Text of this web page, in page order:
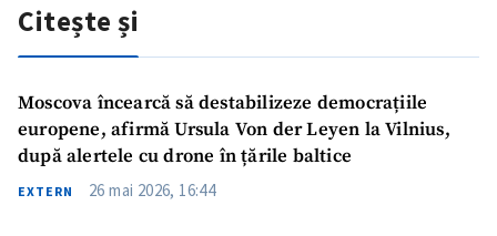
Trimite o informație
Citește și
Moscova încearcă să destabilizeze democrațiile
europene, afirmă Ursula Von der Leyen la Vilnius,
după alertele cu drone în țările baltice
EXTERN 26 mai 2026, 16:44